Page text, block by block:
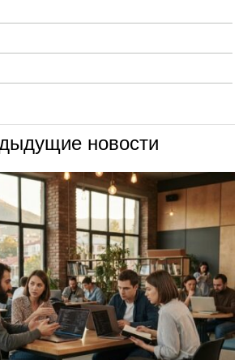
новости